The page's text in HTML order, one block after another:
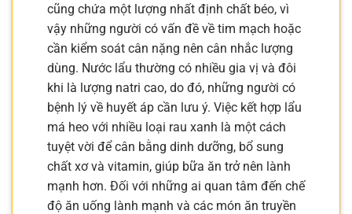
cũng chứa một lượng nhất định chất béo, vì
vậy những người có vấn đề về tim mạch hoặc
cần kiểm soát cân nặng nên cân nhắc lượng
dùng. Nước lẩu thường có nhiều gia vị và đôi
khi là lượng natri cao, do đó, những người có
bệnh lý về huyết áp cần lưu ý. Việc kết hợp lẩu
má heo với nhiều loại rau xanh là một cách
tuyệt vời để cân bằng dinh dưỡng, bổ sung
chất xơ và vitamin, giúp bữa ăn trở nên lành
mạnh hơn. Đối với những ai quan tâm đến chế
độ ăn uống lành mạnh và các món ăn truyền